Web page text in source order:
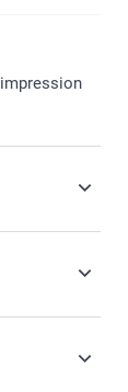
frais de